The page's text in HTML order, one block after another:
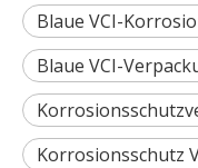
Blaue VCI-
Blaue VCI-
Korrosionsschutz